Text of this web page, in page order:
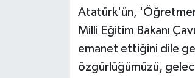
Atatürk'ün,
Milli Eğitim Bakanı
emanet ettiğini dile
özgürlüğümüzü,